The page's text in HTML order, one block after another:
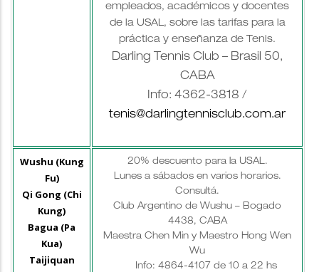
empleados, académicos y docentes
de la USAL, sobre las tarifas para la
práctica y enseñanza de Tenis.
Darling Tennis Club – Brasil 50,
CABA
Info: 4362-3818 /
tenis@darlingtennisclub.com.ar
Wushu (Kung
Fu)
Qi Gong (Chi
Kung)
Bagua (Pa
Kua)
Taijiquan
20% descuento para la USAL.
Lunes a sábados en varios horarios.
Consultá.
Club Argentino de Wushu – Bogado
4438, CABA
Maestra Chen Min y Maestro Hong Wen
Wu
Info: 4864-4107 de 10 a 22 hs